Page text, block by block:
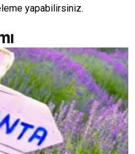
yapabilirsiniz.